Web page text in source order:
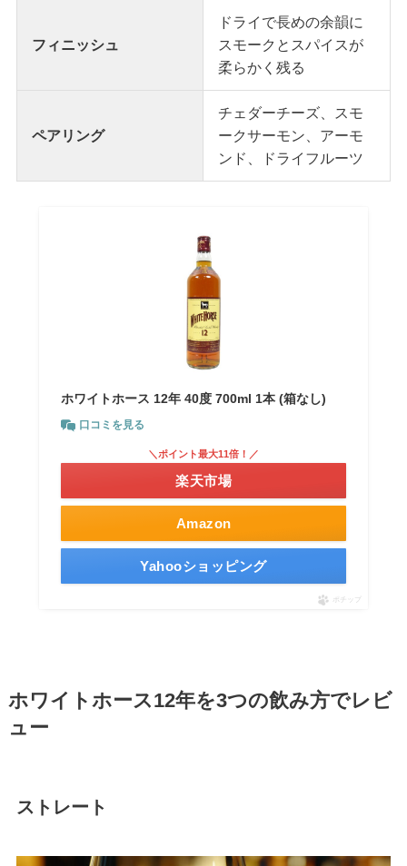
フィニッシュ
ドライで長めの余韻に
スモークとスパイスが
柔らかく残る
ペアリング
チェダーチーズ、スモ
ークサーモン、アーモ
ンド、ドライフルーツ
ホワイトホース 12年 40度 700ml 1本 (箱なし)
口コミを見る
Amazon
＼ポイント最大11倍！／
楽天市場
Yahooショッピング
ポチップ
ホワイトホース12年を3つの飲み方でレビ
ュー
ストレート